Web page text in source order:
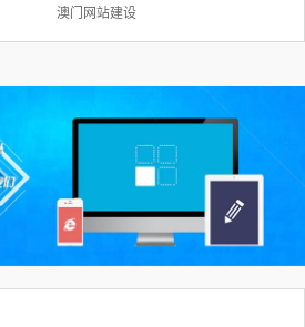
澳门网站建设